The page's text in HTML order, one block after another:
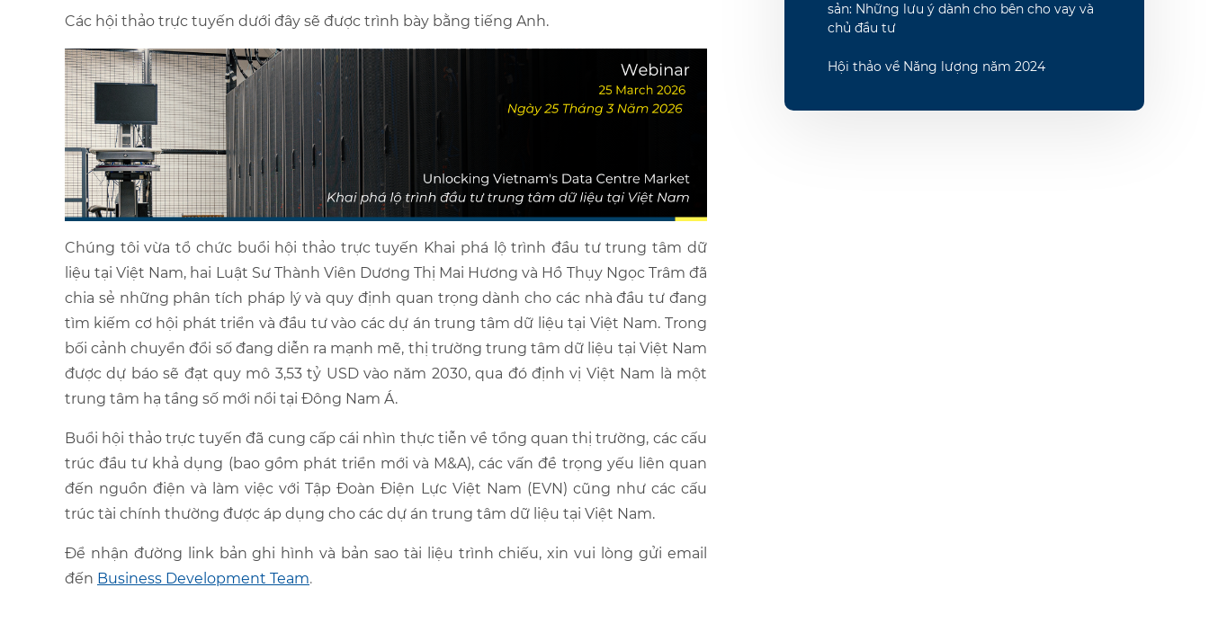
Các hội thảo trực tuyến dưới đây sẽ được trình bày bằng tiếng Anh.
Chúng tôi vừa tổ chức buổi hội thảo trực tuyến Khai phá lộ trình đầu tư trung tâm dữ
liệu tại Việt Nam, hai Luật Sư Thành Viên Dương Thị Mai Hương và Hồ Thụy Ngọc Trâm đã
chia sẻ những phân tích pháp lý và quy định quan trọng dành cho các nhà đầu tư đang
tìm kiếm cơ hội phát triển và đầu tư vào các dự án trung tâm dữ liệu tại Việt Nam. Trong
bối cảnh chuyển đổi số đang diễn ra mạnh mẽ, thị trường trung tâm dữ liệu tại Việt Nam
được dự báo sẽ đạt quy mô 3,53 tỷ USD vào năm 2030, qua đó định vị Việt Nam là một
trung tâm hạ tầng số mới nổi tại Đông Nam Á.
Buổi hội thảo trực tuyến đã cung cấp cái nhìn thực tiễn về tổng quan thị trường, các cấu
trúc đầu tư khả dụng (bao gồm phát triển mới và M&A), các vấn đề trọng yếu liên quan
đến nguồn điện và làm việc với Tập Đoàn Điện Lực Việt Nam (EVN) cũng như các cấu
trúc tài chính thường được áp dụng cho các dự án trung tâm dữ liệu tại Việt Nam.
Để nhận đường link bản ghi hình và bản sao tài liệu trình chiếu, xin vui lòng gửi email
đến Business Development Team.
sản: Những lưu ý dành cho bên cho vay và
chủ đầu tư
Hội thảo về Năng lượng năm 2024